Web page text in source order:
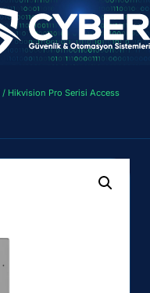
/ Hikvision Pro Serisi Access